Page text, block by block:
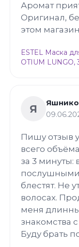
Аромат
Оригинал,
этом
ESTEL Маска
OTIUM LUNGO,
Я
Пишу отзыв
всего
за 3 минуты:
блестят. Не
волосах.
меня
знакомства
Буду брать